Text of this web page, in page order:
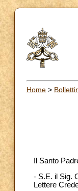
Home >
Il Santo
- S.E. il Sig.
Lettere